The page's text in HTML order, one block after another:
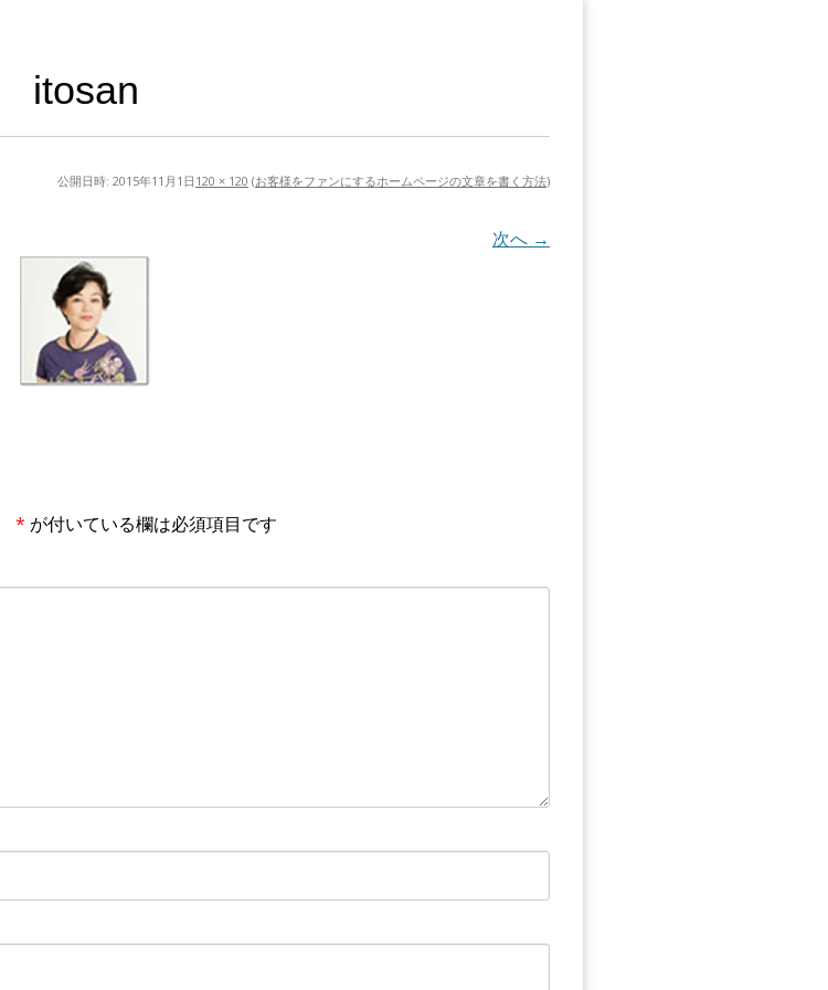
itosan
公開日時: 2015年11月1日 120 × 120 (お客様をファンにするホームページの文章を書く方法)
次へ →
* が付いている欄は必須項目です